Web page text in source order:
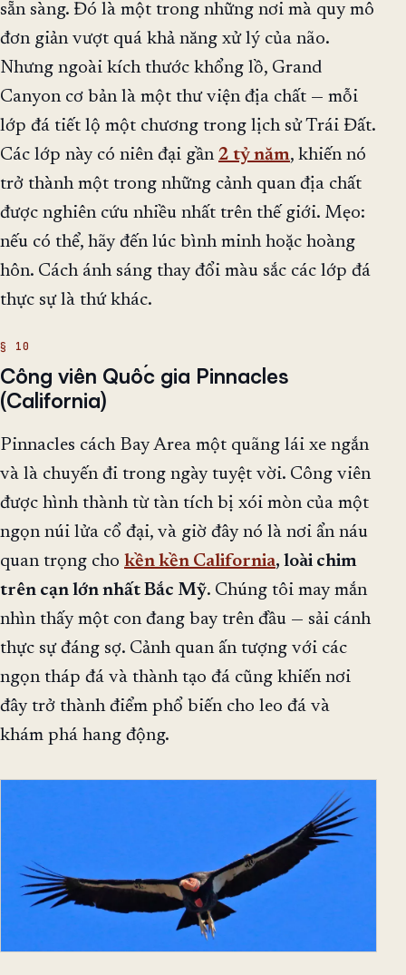
sẵn sàng. Đó là một trong những nơi mà quy mô
đơn giản vượt quá khả năng xử lý của não.
Nhưng ngoài kích thước khổng lồ, Grand
Canyon cơ bản là một thư viện địa chất — mỗi
lớp đá tiết lộ một chương trong lịch sử Trái Đất.
Các lớp này có niên đại gần 2 tỷ năm, khiến nó
trở thành một trong những cảnh quan địa chất
được nghiên cứu nhiều nhất trên thế giới. Mẹo:
nếu có thể, hãy đến lúc bình minh hoặc hoàng
hôn. Cách ánh sáng thay đổi màu sắc các lớp đá
thực sự là thứ khác.
Công viên Quốc gia Pinnacles
(California)
Pinnacles cách Bay Area một quãng lái xe ngắn
và là chuyến đi trong ngày tuyệt vời. Công viên
được hình thành từ tàn tích bị xói mòn của một
ngọn núi lửa cổ đại, và giờ đây nó là nơi ẩn náu
quan trọng cho kền kền California, loài chim
trên cạn lớn nhất Bắc Mỹ. Chúng tôi may mắn
nhìn thấy một con đang bay trên đầu — sải cánh
thực sự đáng sợ. Cảnh quan ấn tượng với các
ngọn tháp đá và thành tạo đá cũng khiến nơi
đây trở thành điểm phổ biến cho leo đá và
khám phá hang động.